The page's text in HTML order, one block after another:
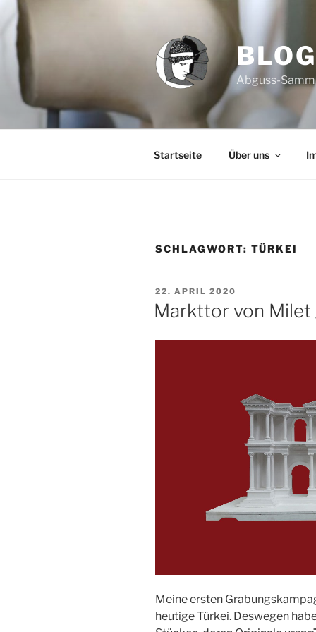
Zum
Inhalt
springen
BLOG
Abguss-
Startseite Über uns
SCHLAGWORT: TÜRKEI
VERÖFFENTLICHT
AM
22. APRIL 2020
Markttor von Milet
Meine ersten
heutige Türkei. Deswegen